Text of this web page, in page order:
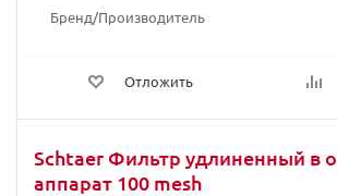
Бренд/Производитель
Отложить
Schtaer Фильтр удлиненный в
аппарат 100 mesh